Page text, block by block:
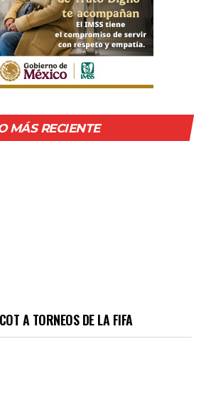
MÁS RECIENTE
A TORNEOS DE LA FIFA